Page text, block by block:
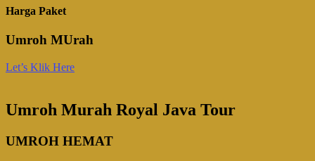
Harga Paket
Umroh MUrah
Let’s Klik Here
Umroh Murah Royal Java Tour
UMROH HEMAT